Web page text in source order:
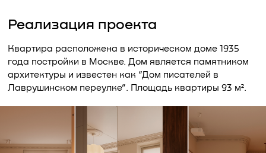
Реализация проекта
Квартира расположена в историческом доме 1935
года постройки в Москве. Дом является памятником
архитектуры и известен как “Дом писателей в
Лаврушинском переулке”. Площадь квартиры 93 м².